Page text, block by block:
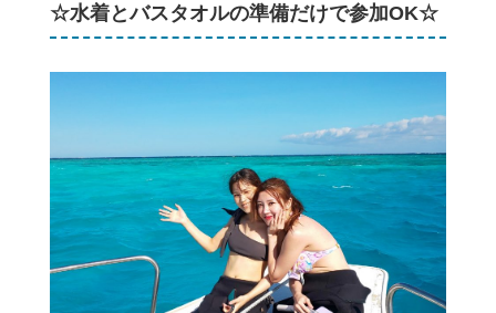
☆水着とバスタオルの準備だけで参加OK☆